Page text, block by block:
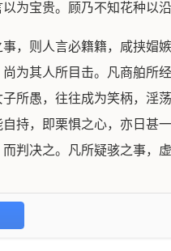
为宝贵。顾乃不知花种以
，则人言必籍籍，咸挟媢
为其人所目击。凡商舶所
所愚，往往成为笑柄，淫
自持，即栗惧之心，亦日甚
判决之。凡所疑骇之事，虚